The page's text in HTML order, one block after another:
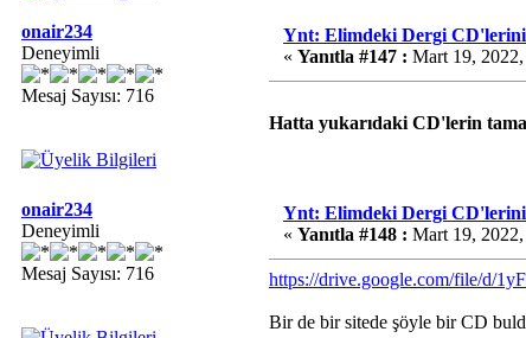
onair234
Deneyimli
Mesaj Sayısı: 716
Ynt: Elimdeki Dergi
« Yanıtla #147 : Mart 19,
Hatta yukarıdaki CD'lerin
onair234
Deneyimli
Mesaj Sayısı: 716
Ynt: Elimdeki Dergi
« Yanıtla #148 : Mart 19,
https://drive.google.com/file/d/
Bir de bir sitede şöyle bir CD